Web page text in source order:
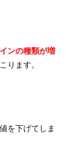
ンの種類が増
ります。
を下げてしま